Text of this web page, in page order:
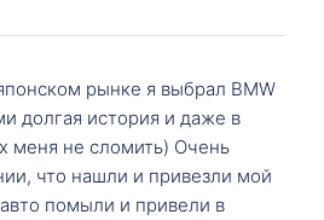
рынке я выбрал BMW
долгая история и даже в
меня не сломить) Очень
что нашли и привезли мой
помыли и привели в